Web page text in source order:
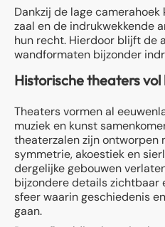
Dankzij de lage
zaal en de indrukwekkende
hun recht. Hierdoor blijft de
wandformaten bijzonder
Historische theaters
Theaters vormen al
muziek en kunst
theaterzalen zijn ontworpen
symmetrie, akoestiek en
dergelijke gebouwen
bijzondere details zichtbaar
sfeer waarin geschiedenis
gaan.